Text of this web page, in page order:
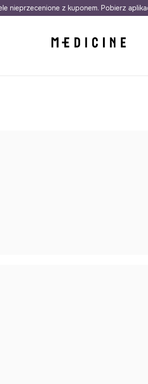
24h Darmowa dostawa do
nieprzecenione z kuponem. Pobierz